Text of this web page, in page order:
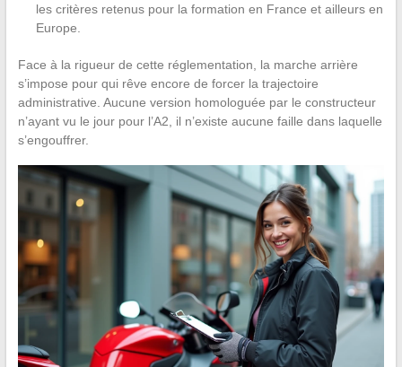
les critères retenus pour la formation en France et ailleurs en
Europe.
Face à la rigueur de cette réglementation, la marche arrière
s’impose pour qui rêve encore de forcer la trajectoire
administrative. Aucune version homologuée par le constructeur
n’ayant vu le jour pour l’A2, il n’existe aucune faille dans laquelle
s’engouffrer.